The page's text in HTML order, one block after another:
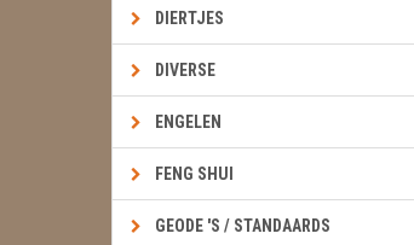
DIERTJES
DIVERSE
ENGELEN
FENG SHUI
GEODE 'S / STANDAARDS